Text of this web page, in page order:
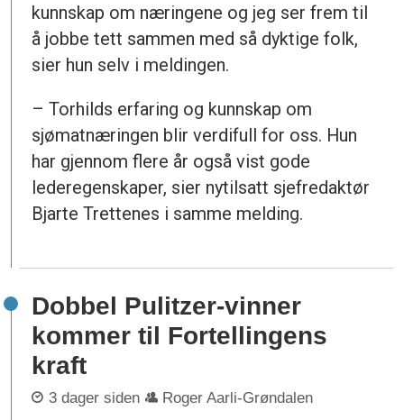
kunnskap om næringene og jeg ser frem til
å jobbe tett sammen med så dyktige folk,
sier hun selv i meldingen.
– Torhilds erfaring og kunnskap om
sjømatnæringen blir verdifull for oss. Hun
har gjennom flere år også vist gode
lederegenskaper, sier nytilsatt sjefredaktør
Bjarte Trettenes i samme melding.
Dobbel Pulitzer-vinner
kommer til Fortellingens
kraft
3 dager siden Roger Aarli-Grøndalen